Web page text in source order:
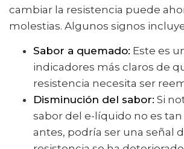
cambiar la resistencia puede
molestias. Algunos signos
Sabor a quemado: Este es
indicadores más claros de
resistencia necesita ser
Disminución del sabor: Si
sabor del e-líquido no es
antes, podría ser una señal